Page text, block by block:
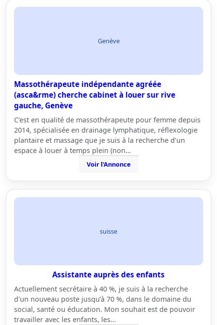
Genève
Massothérapeute indépendante agréée
(asca&rme) cherche cabinet à louer sur rive
gauche, Genève
C’est en qualité de massothérapeute pour femme depuis
2014, spécialisée en drainage lymphatique, réflexologie
plantaire et massage que je suis à la recherche d’un
espace à louer à temps plein (non…
Voir l'Annonce
suisse
Assistante auprès des enfants
Actuellement secrétaire à 40 %, je suis à la recherche
d'un nouveau poste jusqu’à 70 %, dans le domaine du
social, santé ou éducation. Mon souhait est de pouvoir
travailler avec les enfants, les…